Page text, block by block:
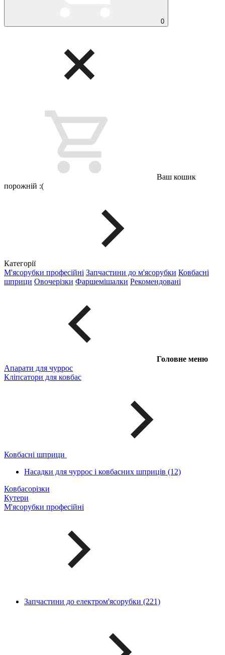
0
Ваш кошик
порожній :(
Категорії
М'ясорубки професійні Запчастини до м'ясорубки Ковбасні
шприци Овочерізки Фаршемішалки Рекомендовані
Головне меню
Апарати для чуррос
Кліпсатори для ковбас
Ковбасні шприци
Насадки для чуррос і ковбасних шприців (12)
Ковбасорізки
Кутери
М'ясорубки професійні
Запчастини до електром'ясорубки (221)